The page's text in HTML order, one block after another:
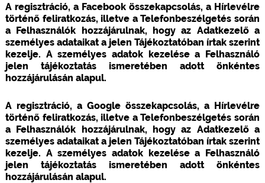
A regisztráció, a Facebook összekapcsolás, a Hírlevélre
történő feliratkozás, illetve a Telefonbeszélgetés során
a Felhasználók hozzájárulnak, hogy az Adatkezelő a
személyes adataikat a jelen Tájékoztatóban írtak szerint
kezelje. A személyes adatok kezelése a Felhasználó
jelen tájékoztatás ismeretében adott önkéntes
hozzájárulásán alapul.
A regisztráció, a Google összekapcsolás, a Hírlevélre
történő feliratkozás, illetve a Telefonbeszélgetés során
a Felhasználók hozzájárulnak, hogy az Adatkezelő a
személyes adataikat a jelen Tájékoztatóban írtak szerint
kezelje. A személyes adatok kezelése a Felhasználó
jelen tájékoztatás ismeretében adott önkéntes
hozzájárulásán alapul.